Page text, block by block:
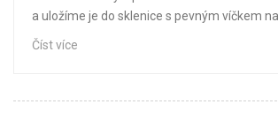
a uložíme je do sklenice s pevným víčkem na
Číst více